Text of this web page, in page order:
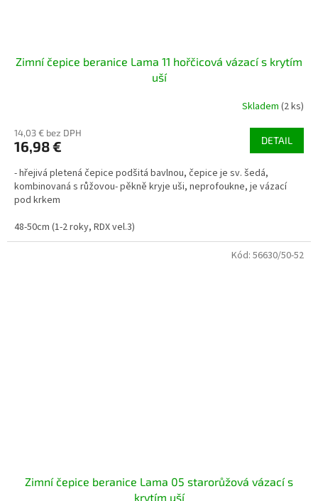
Zimní čepice beranice Lama 11 hořčicová vázací s krytím
uší
Skladem (2 ks)
14,03 € bez DPH
16,98 € DETAIL
- hřejivá pletená čepice podšitá bavlnou, čepice je sv. šedá,
kombinovaná s růžovou- pěkně kryje uši, neprofoukne, je vázací
pod krkem
48-50cm (1-2 roky, RDX vel.3)
Zimní čepice beranice Lama 05 starorůžová vázací s
krytím uší
Kód: 56630/50-52